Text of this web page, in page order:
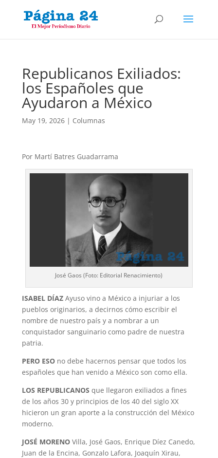
Republicanos Exiliados:
los Españoles que
Ayudaron a México
May 19, 2026| Columnas
Por Martí Batres Guadarrama
José Gaos (Foto: Editorial Renacimiento)
ISABEL DÍAZAyuso vino a México a injuriar a los
pueblos originarios, a decirnos cómo escribir el
nombre de nuestro país y a nombrar a un
conquistador sanguinario como padre de nuestra
patria.
PERO ESOno debe hacernos pensar que todos los
españoles que han venido a México son como ella.
LOS REPUBLICANOS que llegaron exiliados a fines
de los años 30 y principios de los 40 del siglo XX
hicieron un gran aporte a la construcción del México
moderno.
JOSÉ MORENOVilla, José Gaos, Enrique Díez Canedo,
Juan de la Encina, Gonzalo Lafora, Joaquín Xirau,